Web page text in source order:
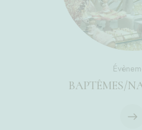
BAPTÊMES/